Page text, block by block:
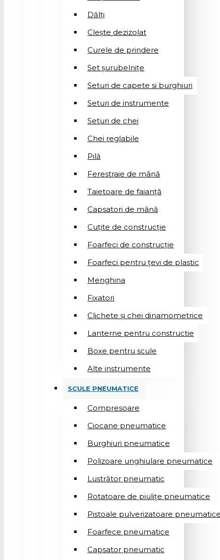
Dălți
Clește dezizolat
Curele de prindere
Set șurubelnițe
Seturi de capete si burghiuri
Seturi de instrumente
Seturi de chei
Chei reglabile
Pilă
Ferestraie de mână
Taietoare de faianță
Capsatori de mână
Cuțite de construcție
Foarfeci de construcție
Foarfeci pentru țevi de plastic
Menghina
Fixatori
Clichete și chei dinamometrice
Lanterne pentru constructie
Boxe pentru scule
Alte instrumente
SCULE PNEUMATICE
Compresoare
Ciocane pneumatice
Burghiuri pneumatice
Polizoare unghiulare pneumatice
Lustrător pneumatic
Rotatoare de piulițe pneumatice
Pistoale pulverizatoare
Foarfece pneumatice
Capsator pneumatic